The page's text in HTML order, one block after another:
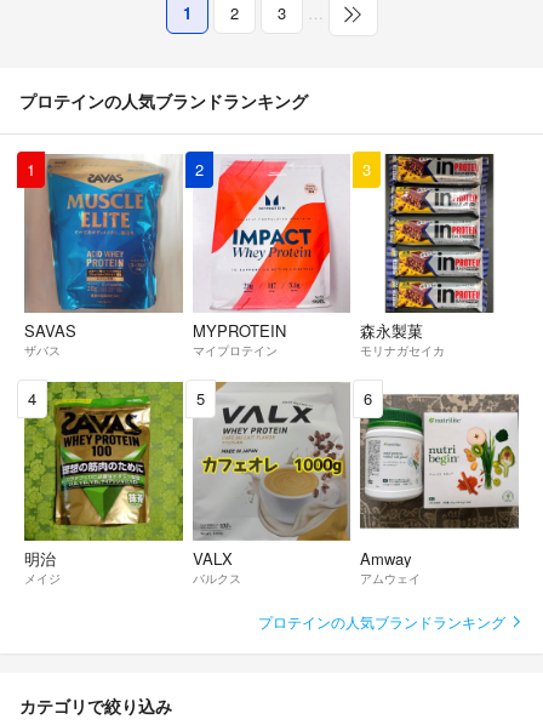
1 2 3 …
プロテインの人気ブランドランキング
1
SAVAS
ザバス
2
MYPROTEIN
マイプロテイン
3
森永製菓
モリナガセイカ
4
明治
メイジ
5
VALX
バルクス
6
Amway
アムウェイ
プロテインの人気ブランドランキング
カテゴリで絞り込み